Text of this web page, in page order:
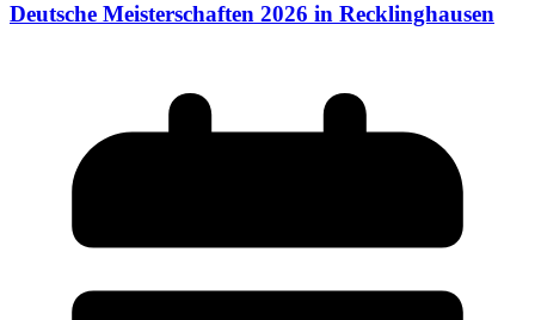
Deutsche Meisterschaften 2026 in Recklinghausen